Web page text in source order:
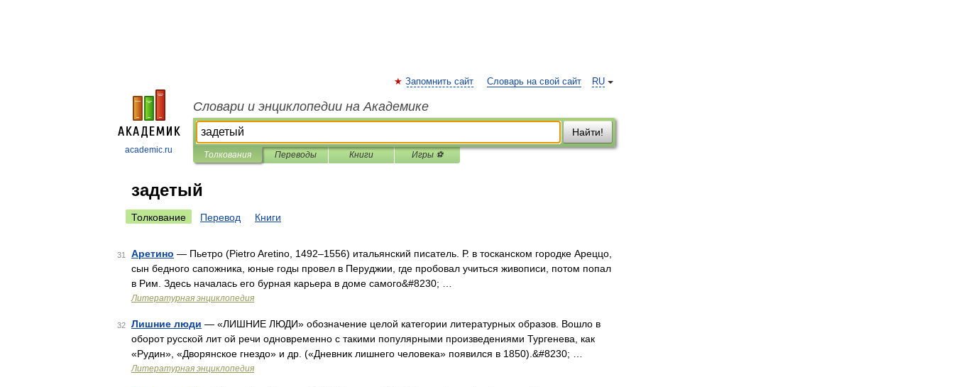
academic.ru
RU
Запомнить сайт Словарь на свой сайт
Словари и энциклопедии на Академике
Найти!
Толкования Переводы Книги Игры ⚽
задетый
Толкование Перевод Книги
31 Аретино — Пьетро (Pietro Aretino, 1492–1556) итальянский писатель. Р. в тосканском городке Ареццо,
сын бедного сапожника, юные годы провел в Перуджии, где пробовал учиться живописи, потом попал
в Рим. Здесь началась его бурная карьера в доме самого&#8230; …
Литературная энциклопедия
32 Лишние люди — «ЛИШНИЕ ЛЮДИ» обозначение целой категории литературных образов. Вошло в
оборот русской лит ой речи одновременно с такими популярными произведениями Тургенева, как
«Рудин», «Дворянское гнездо» и др. («Дневник лишнего человека» появился в 1850).&#8230; …
Литературная энциклопедия